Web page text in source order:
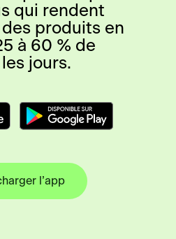
qui rendent
produits en
à 60 % de
jours.
l’app